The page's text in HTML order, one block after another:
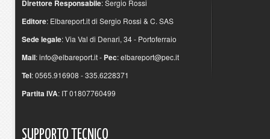
Direttore Responsabile: Sergio Rossi
Editore: Elbareport.it di Sergio Rossi & C. SAS
Sede legale: Via Val di Denari, 34 - Portoferraio
Mail:info@elbareport.it- Pec:elbareport@pec.it
Tel: 0565.916908 - 335.6228371
Partita IVA: IT 01807760499
SUPPORTO TECNICO